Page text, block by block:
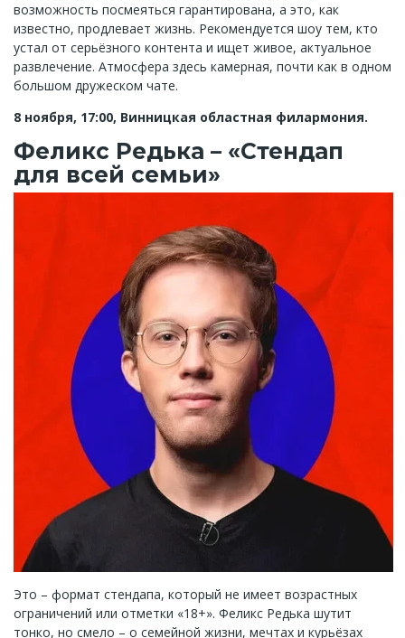
возможность посмеяться гарантирована, а это, как
известно, продлевает жизнь. Рекомендуется шоу тем, кто
устал от серьёзного контента и ищет живое, актуальное
развлечение. Атмосфера здесь камерная, почти как в одном
большом дружеском чате.
8 ноября, 17:00, Винницкая областная филармония.
Феликс Редька – «Стендап
для всей семьи»
Это – формат стендапа, который не имеет возрастных
ограничений или отметки «18+». Феликс Редька шутит
тонко, но смело – о семейной жизни, мечтах и курьёзах